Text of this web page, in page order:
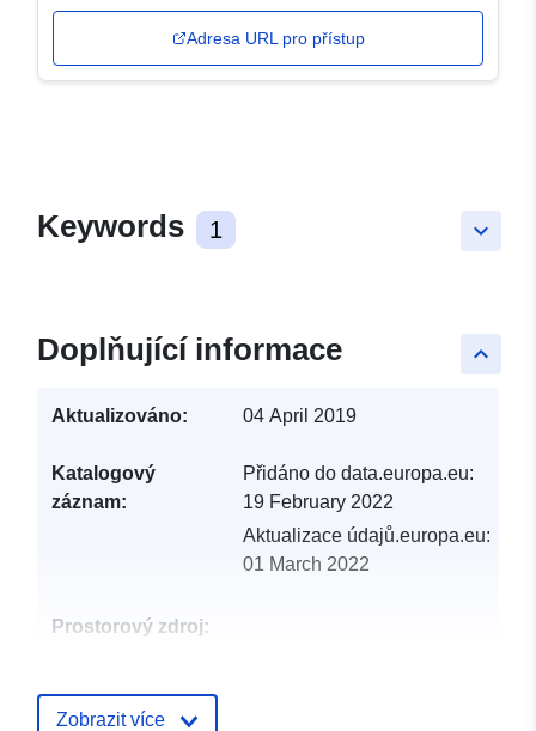
Adresa URL pro přístup
keyboard_arrow_down
Keywords 1
keyboard_arrow_up
Doplňující informace
Aktualizováno: 04 April 2019
Katalogový
záznam:
Přidáno do data.europa.eu:
19 February 2022
Aktualizace údajů.europa.eu:
01 March 2022
Prostorový zdroj:
Zobrazit více